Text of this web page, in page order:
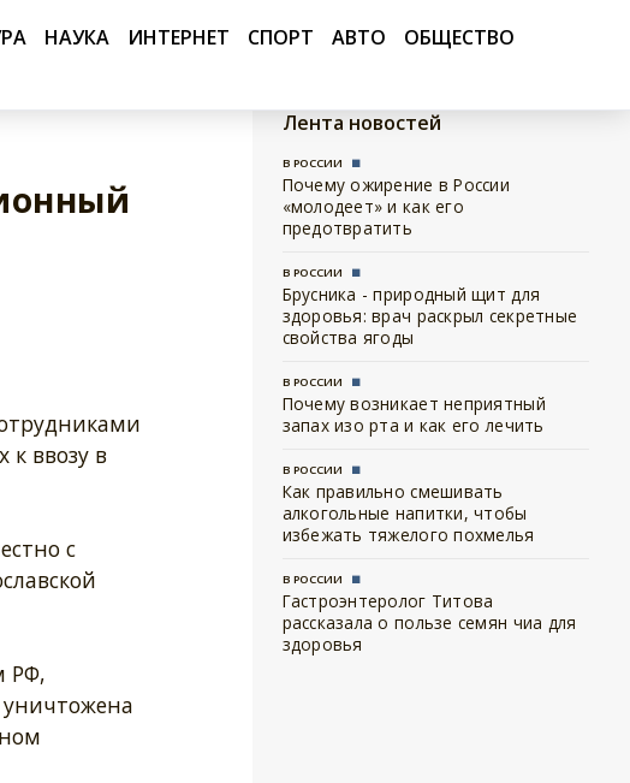
НАУКА ИНТЕРНЕТ СПОРТ АВТО ОБЩЕСТВО
к ввозу в
с
РФ,
Лента новостей
В РОССИИ
Почему ожирение в России
«молодеет» и как его
предотвратить
В РОССИИ
Брусника - природный щит для
здоровья: врач раскрыл секретные
свойства ягоды
В РОССИИ
Почему возникает неприятный
запах изо рта и как его лечить
В РОССИИ
Как правильно смешивать
алкогольные напитки, чтобы
избежать тяжелого похмелья
В РОССИИ
Гастроэнтеролог Титова
рассказала о пользе семян чиа для
здоровья